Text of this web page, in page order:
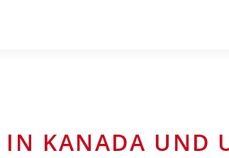
IN KANADA UND